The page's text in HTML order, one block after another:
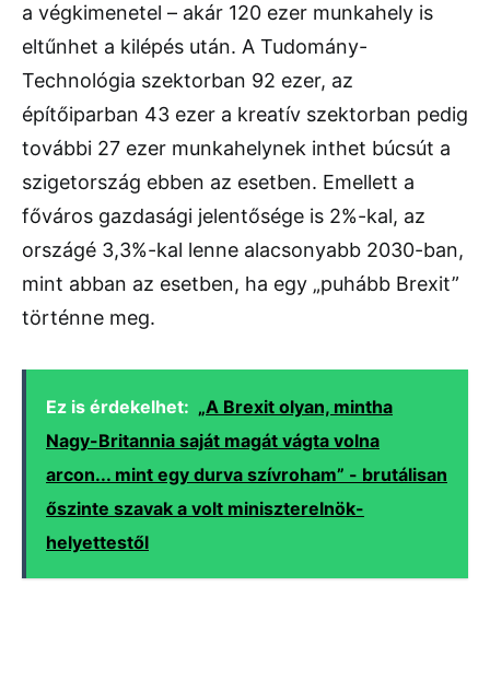
a végkimenetel – akár 120 ezer munkahely is
eltűnhet a kilépés után. A Tudomány-
Technológia szektorban 92 ezer, az
építőiparban 43 ezer a kreatív szektorban pedig
további 27 ezer munkahelynek inthet búcsút a
szigetország ebben az esetben. Emellett a
főváros gazdasági jelentősége is 2%-kal, az
országé 3,3%-kal lenne alacsonyabb 2030-ban,
mint abban az esetben, ha egy „puhább Brexit”
történne meg.
Ez is érdekelhet: „A Brexit olyan, mintha
Nagy-Britannia saját magát vágta volna
arcon... mint egy durva szívroham” - brutálisan
őszinte szavak a volt miniszterelnök-
helyettestől